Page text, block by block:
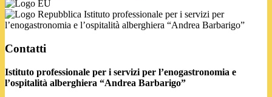
Istituto professionale per i servizi per
l’enogastronomia e l’ospitalità alberghiera “Andrea Barbarigo”
Contatti
Istituto professionale per i servizi per l’enogastronomia e
l’ospitalità alberghiera “Andrea Barbarigo”